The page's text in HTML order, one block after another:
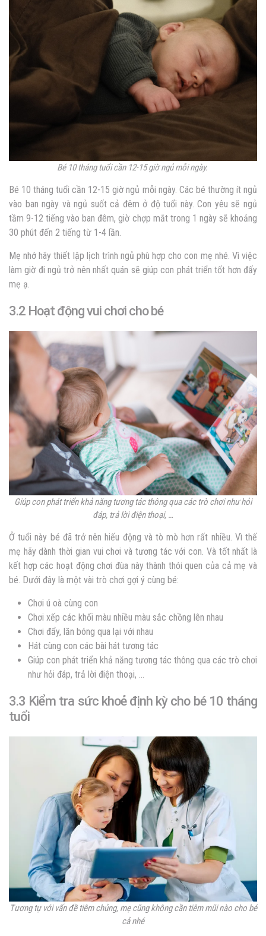
Bé 10 tháng tuổi cần 12-15 giờ ngủ mỗi ngày.
Bé 10 tháng tuổi cần 12-15 giờ ngủ mỗi ngày. Các bé thường ít ngủ
vào ban ngày và ngủ suốt cả đêm ở độ tuổi này. Con yêu sẽ ngủ
tầm 9-12 tiếng vào ban đêm, giờ chợp mắt trong 1 ngày sẽ khoảng
30 phút đến 2 tiếng từ 1-4 lần.
Mẹ nhớ hãy thiết lập lịch trình ngủ phù hợp cho con mẹ nhé. Vì việc
làm giờ đi ngủ trở nên nhất quán sẽ giúp con phát triển tốt hơn đấy
mẹ ạ.
3.2 Hoạt động vui chơi cho bé
Giúp con phát triển khả năng tương tác thông qua các trò chơi như hỏi
đáp, trả lời điện thoại, …
Ở tuổi này bé đã trở nên hiếu động và tò mò hơn rất nhiều. Vì thế
mẹ hãy dành thời gian vui chơi và tương tác với con. Và tốt nhất là
kết hợp các hoạt động chơi đùa này thành thói quen của cả mẹ và
bé. Dưới đây là một vài trò chơi gợi ý cùng bé:
Chơi ú oà cùng con
Chơi xếp các khối màu nhiều màu sắc chồng lên nhau
Chơi đẩy, lăn bóng qua lại với nhau
Hát cùng con các bài hát tương tác
Giúp con phát triển khả năng tương tác thông qua các trò chơi
như hỏi đáp, trả lời điện thoại, …
3.3 Kiểm tra sức khoẻ định kỳ cho bé 10 tháng
tuổi
Tương tự với vấn đề tiêm chủng, mẹ cũng không cần tiêm mũi nào cho bé
cả nhé